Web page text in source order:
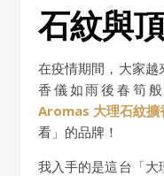
石紋與
在疫情期間，大家
香儀如雨後春筍
Aromas 大理石紋擴
看」的品牌！
我入手的是這台「大